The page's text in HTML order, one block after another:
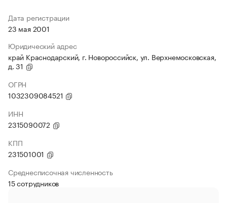
Дата регистрации
23 мая 2001
Юридический адрес
край Краснодарский, г. Новороссийск, ул. Верхнемосковская,
д. 31
ОГРН
1032309084521
ИНН
2315090072
КПП
231501001
Среднесписочная численность
15 сотрудников